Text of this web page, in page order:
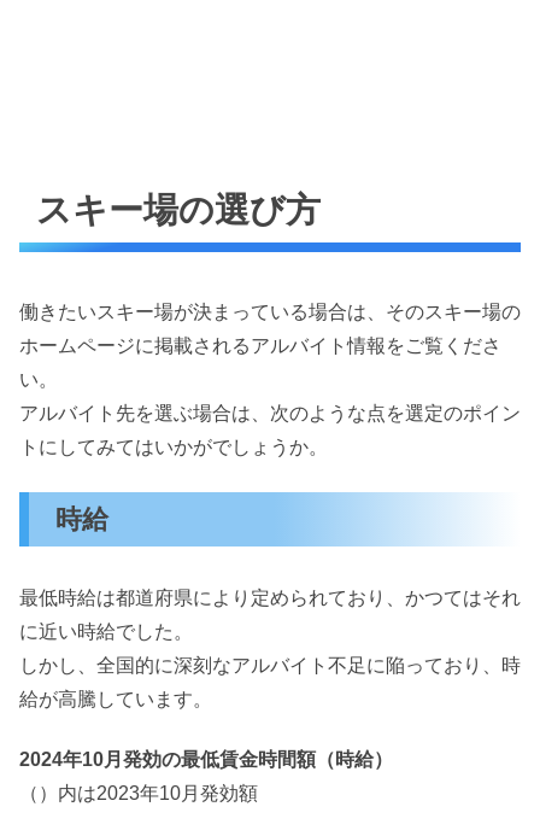
スキー場の選び方
働きたいスキー場が決まっている場合は、そのスキー場の
ホームページに掲載されるアルバイト情報をご覧くださ
い。
アルバイト先を選ぶ場合は、次のような点を選定のポイン
トにしてみてはいかがでしょうか。
時給
最低時給は都道府県により定められており、かつてはそれ
に近い時給でした。
しかし、全国的に深刻なアルバイト不足に陥っており、時
給が高騰しています。
2024年10月発効の最低賃金時間額（時給）
（）内は2023年10月発効額